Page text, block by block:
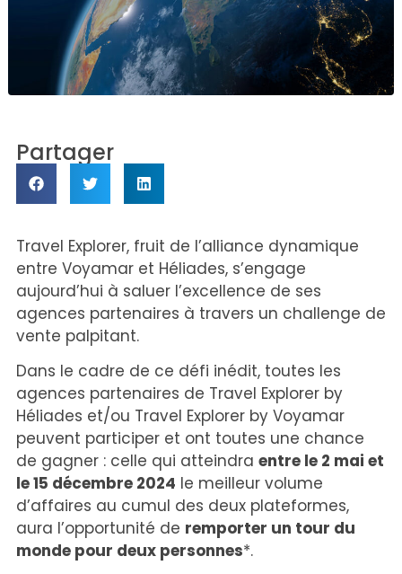
Partager
Travel Explorer, fruit de l’alliance dynamique
entre Voyamar et Héliades, s’engage
aujourd’hui à saluer l’excellence de ses
agences partenaires à travers un challenge de
vente palpitant.
Dans le cadre de ce défi inédit, toutes les
agences partenaires de Travel Explorer by
Héliades et/ou Travel Explorer by Voyamar
peuvent participer et ont toutes une chance
de gagner : celle qui atteindra entre le 2 mai et
le 15 décembre 2024 le meilleur volume
d’affaires au cumul des deux plateformes,
aura l’opportunité de remporter un tour du
monde pour deux personnes*.